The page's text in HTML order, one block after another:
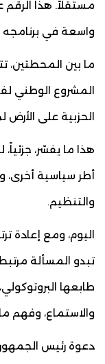
مستقلاً. هذا الرقم
واسعة في برنامجه
ما بين المحطتين،
المشروع الوطني
الحزبية على
هذا ما يفسّر،
أطر سياسية أخرى،
والتنظيم.
اليوم، ومع إعادة
تبدو المسألة
طابعها
والاستماع، وفهم
دعوة رئيس